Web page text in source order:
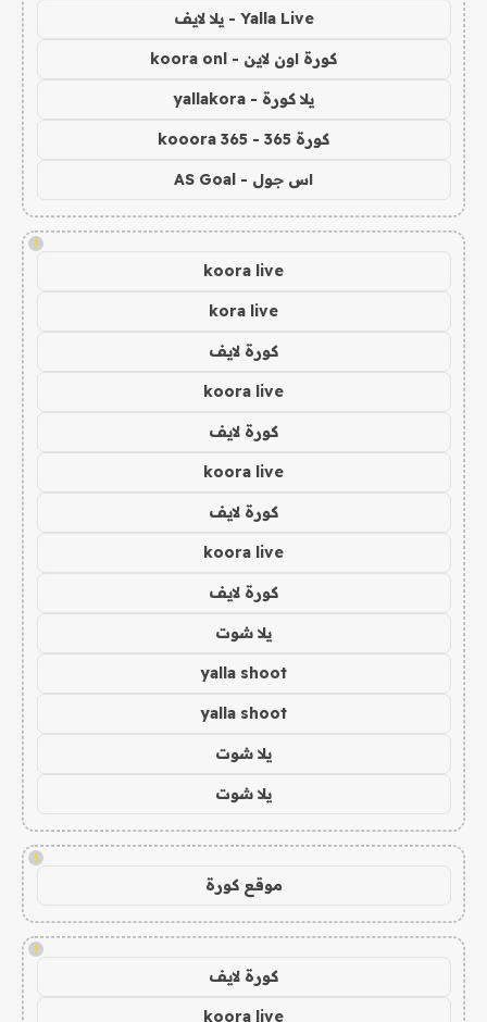
Yalla Live - يلا لايف
كورة اون لاين - koora onl
يلا كورة - yallakora
كورة 365 - kooora 365
اس جول - AS Goal
!
koora live
kora live
كورة لايف
koora live
كورة لايف
koora live
كورة لايف
koora live
كورة لايف
يلا شوت
yalla shoot
yalla shoot
يلا شوت
يلا شوت
!
موقع كورة
!
كورة لايف
koora live